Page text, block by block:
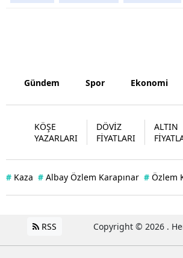
Gündem Spor Ekonomi
KÖŞE
YAZARLARI
DÖVİZ
FİYATLARI
ALTIN
# Kaza # Albay Özlem Karapınar # Özlem
RSS Copyright © 2026 .